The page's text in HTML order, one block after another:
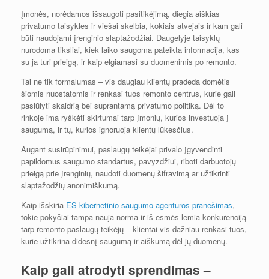
Įmonės, norėdamos išsaugoti pasitikėjimą, diegia aiškias
privatumo taisykles ir viešai skelbia, kokiais atvejais ir kam gali
būti naudojami įrenginio slaptažodžiai. Daugelyje taisyklų
nurodoma tiksliai, kiek laiko saugoma pateikta informacija, kas
su ja turi prieigą, ir kaip elgiamasi su duomenimis po remonto.
Tai ne tik formalumas – vis daugiau klientų pradeda domėtis
šiomis nuostatomis ir renkasi tuos remonto centrus, kurie gali
pasiūlyti skaidrią bei suprantamą privatumo politiką. Dėl to
rinkoje ima ryškėti skirtumai tarp įmonių, kurios investuoja į
saugumą, ir tų, kurios ignoruoja klientų lūkesčius.
Augant susirūpinimui, paslaugų teikėjai privalo įgyvendinti
papildomus saugumo standartus, pavyzdžiui, riboti darbuotojų
prieigą prie įrenginių, naudoti duomenų šifravimą ar užtikrinti
slaptažodžių anonimiškumą.
Kaip išskiria ES kibernetinio saugumo agentūros pranešimas,
tokie pokyčiai tampa nauja norma ir iš esmės lemia konkurenciją
tarp remonto paslaugų teikėjų – klientai vis dažniau renkasi tuos,
kurie užtikrina didesnį saugumą ir aiškumą dėl jų duomenų.
Kaip gali atrodyti sprendimas –